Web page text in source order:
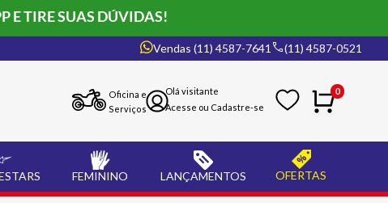
E TIRE SUAS DÚVIDAS!
Vendas (11) 4587-7641 (11) 4587-0521
Oficina e
Serviços
0
FEMININO LANÇAMENTOS OFERTAS